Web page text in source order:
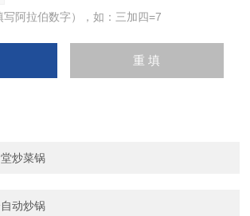
阿拉伯数字），如：三加四=7
炒菜锅
动炒锅